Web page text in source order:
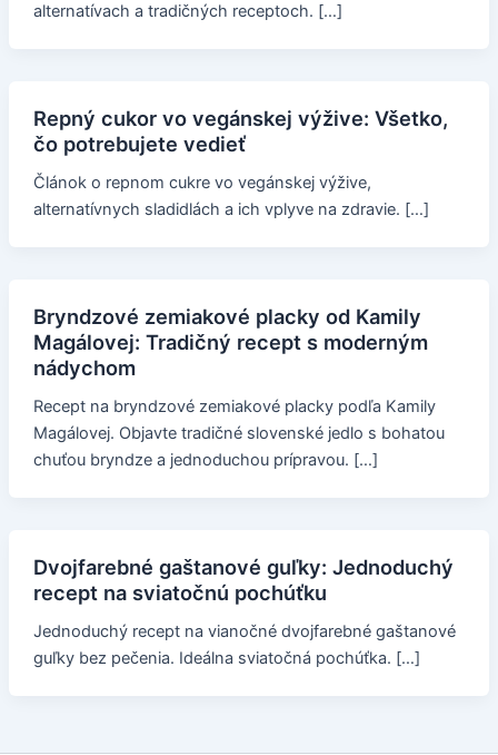
alternatívach a tradičných receptoch. […]
Repný cukor vo vegánskej výžive: Všetko,
čo potrebujete vedieť
Článok o repnom cukre vo vegánskej výžive,
alternatívnych sladidlách a ich vplyve na zdravie. […]
Bryndzové zemiakové placky od Kamily
Magálovej: Tradičný recept s moderným
nádychom
Recept na bryndzové zemiakové placky podľa Kamily
Magálovej. Objavte tradičné slovenské jedlo s bohatou
chuťou bryndze a jednoduchou prípravou. […]
Dvojfarebné gaštanové guľky: Jednoduchý
recept na sviatočnú pochúťku
Jednoduchý recept na vianočné dvojfarebné gaštanové
guľky bez pečenia. Ideálna sviatočná pochúťka. […]